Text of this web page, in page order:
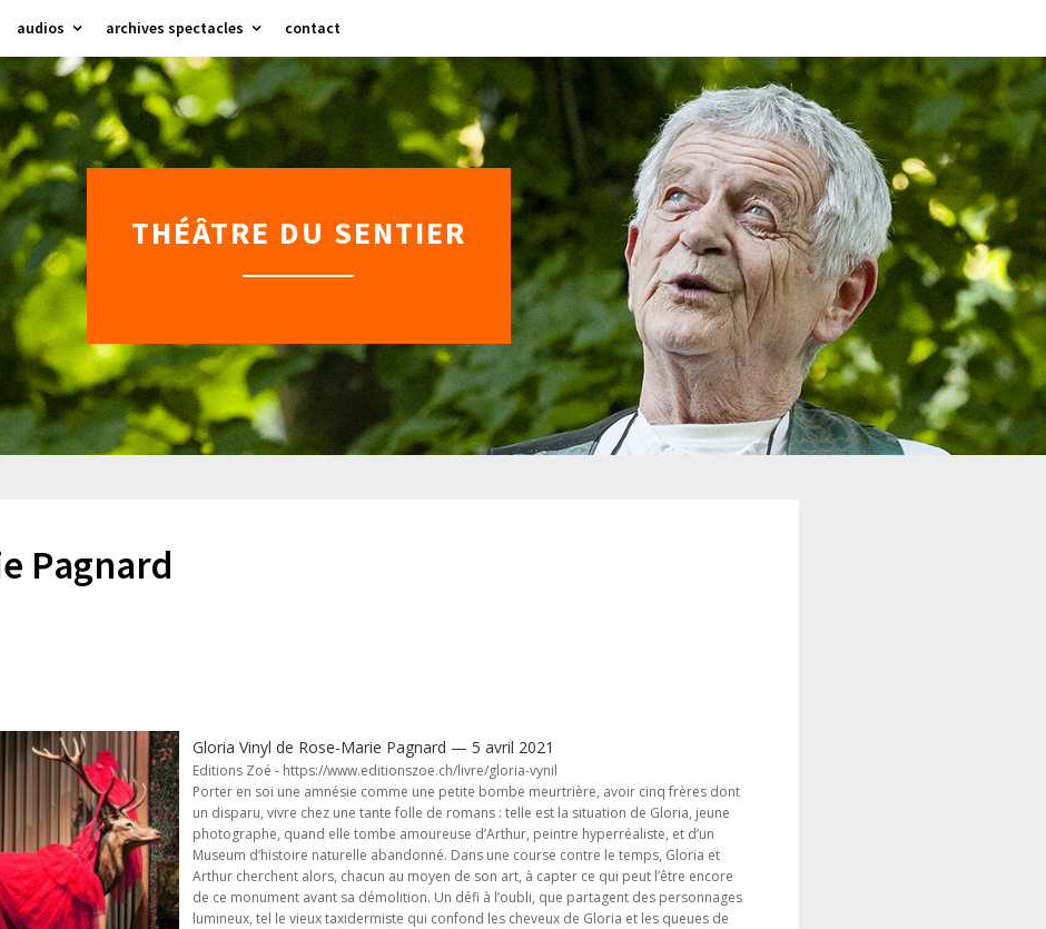
audios archives spectacles contact
THÉÂTRE DU SENTIER
Pagnard
Gloria Vinyl de Rose-Marie Pagnard — 5 avril 2021
Editions Zoé - https://www.editionszoe.ch/livre/gloria-vynil
Porter en soi une amnésie comme une petite bombe meurtrière, avoir cinq frères dont
un disparu, vivre chez une tante folle de romans : telle est la situation de Gloria, jeune
photographe, quand elle tombe amoureuse d’Arthur, peintre hyperréaliste, et d’un
Museum d’histoire naturelle abandonné. Dans une course contre le temps, Gloria et
Arthur cherchent alors, chacun au moyen de son art, à capter ce qui peut l’être encore
de ce monument avant sa démolition. Un défi à l’oubli, que partagent des personnages
lumineux, tel le vieux taxidermiste qui confond les cheveux de Gloria et les queues de